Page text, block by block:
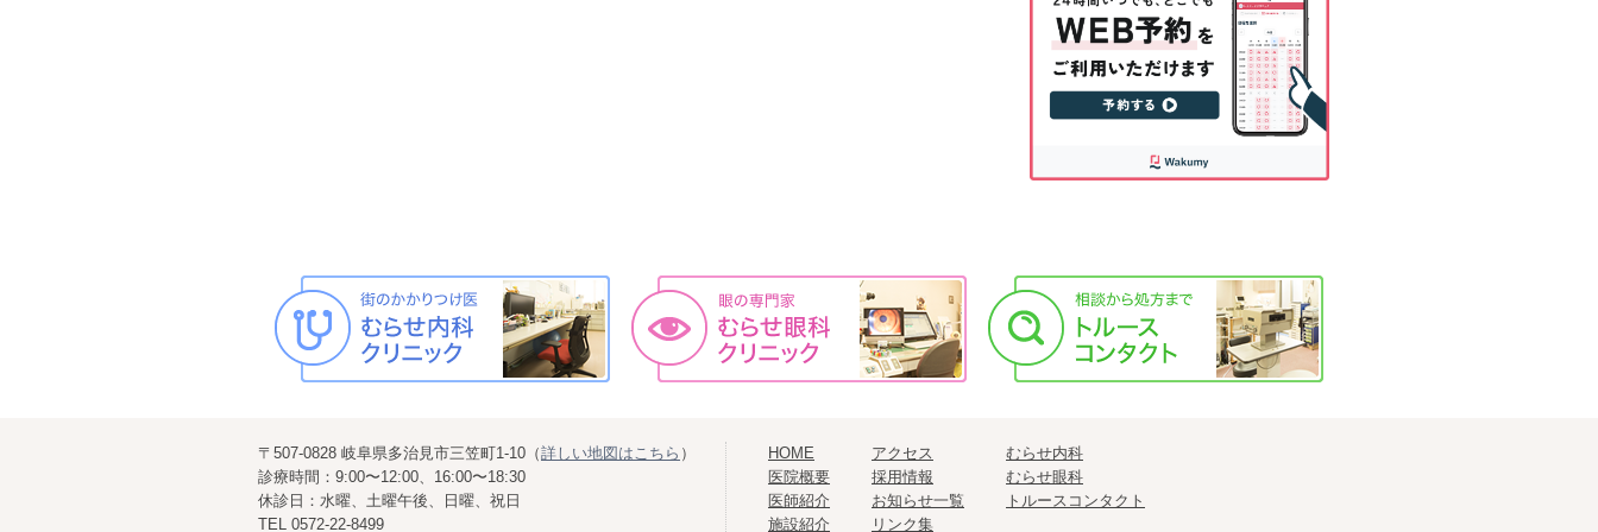
〒507-0828 岐阜県多治見市三笠町1-10（詳しい地図はこちら ）
診療時間：9:00〜12:00、16:00〜18:30
休診日：水曜、土曜午後、日曜、祝日
TEL 0572-22-8499
HOME
医院概要
医師紹介
施設紹介
アクセス
採用情報
お知らせ一覧
リンク集
むらせ内科
むらせ眼科
トルースコンタクト